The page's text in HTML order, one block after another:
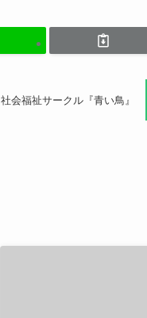
社会福祉サークル『青い鳥』